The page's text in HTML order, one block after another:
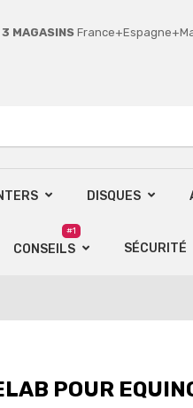
3 MAGASINS
DISQUES
CONSEILS
#1
SÉCURITÉ
POUR